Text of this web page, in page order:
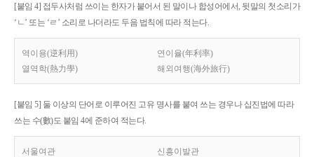
[붙임 4] 접두사처럼 쓰이는 한자가 붙어서 된 말이나 합성어에서, 뒷말의 첫소리가
‘ㄴ’ 또는 ‘ㄹ’ 소리로 나더라도 두음 법칙에 따라 적는다.
역이용(逆利用)
연이율(年利率)
열역학(熱力學)
해외여행(海外旅行)
[붙임 5] 둘 이상의 단어로 이루어진 고유 명사를 붙여 쓰는 경우나 십진법에 따라
쓰는 수(數)도 붙임 4에 준하여 적는다.
서울여관 신흥이발관